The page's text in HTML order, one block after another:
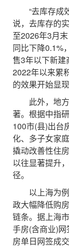
“去库存成效
说，去库存的
至2026年3月
同比下降0.1%
售3年以下新建
2022年以来累
的效果开始显现
此外，地方
著。根据中指
100市(县)出台
化、多子女家
撬动改善性住
以往显著提升
径。
以上海为例
政大幅降低购
链条。据上海
手房(含商业)
房单日网签成